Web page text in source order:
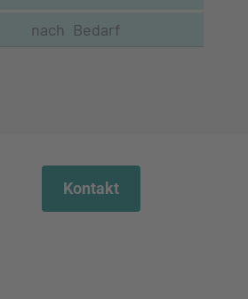
nach Bedarf
Kontakt